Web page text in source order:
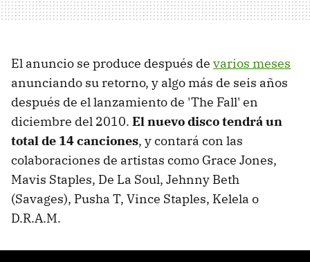
El anuncio se produce después de varios meses
anunciando su retorno, y algo más de seis años
después de el lanzamiento de 'The Fall' en
diciembre del 2010. El nuevo disco tendrá un
total de 14 canciones, y contará con las
colaboraciones de artistas como Grace Jones,
Mavis Staples, De La Soul, Jehnny Beth
(Savages), Pusha T, Vince Staples, Kelela o
D.R.A.M.